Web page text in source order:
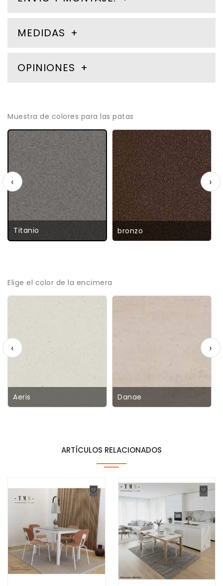
MEDIDAS
OPINIONES
Muestra de colores para las patas
Titanio bronzo
‹ ›
Elige el color de la encimera
Aeris Danae
‹ ›
ARTÍCULOS RELACIONADOS